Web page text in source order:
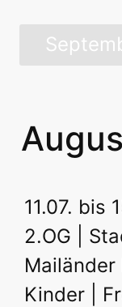
11.07. bis
2.OG |
Mailänder
Kinder |